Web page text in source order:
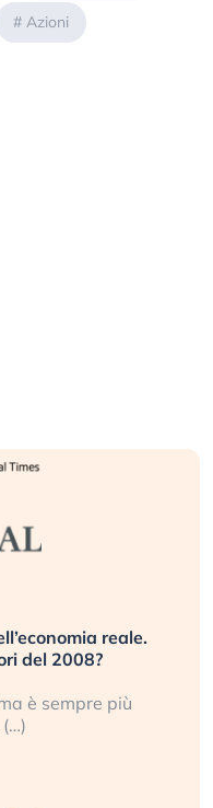
# Azioni
reale.
del 2008?
è sempre più